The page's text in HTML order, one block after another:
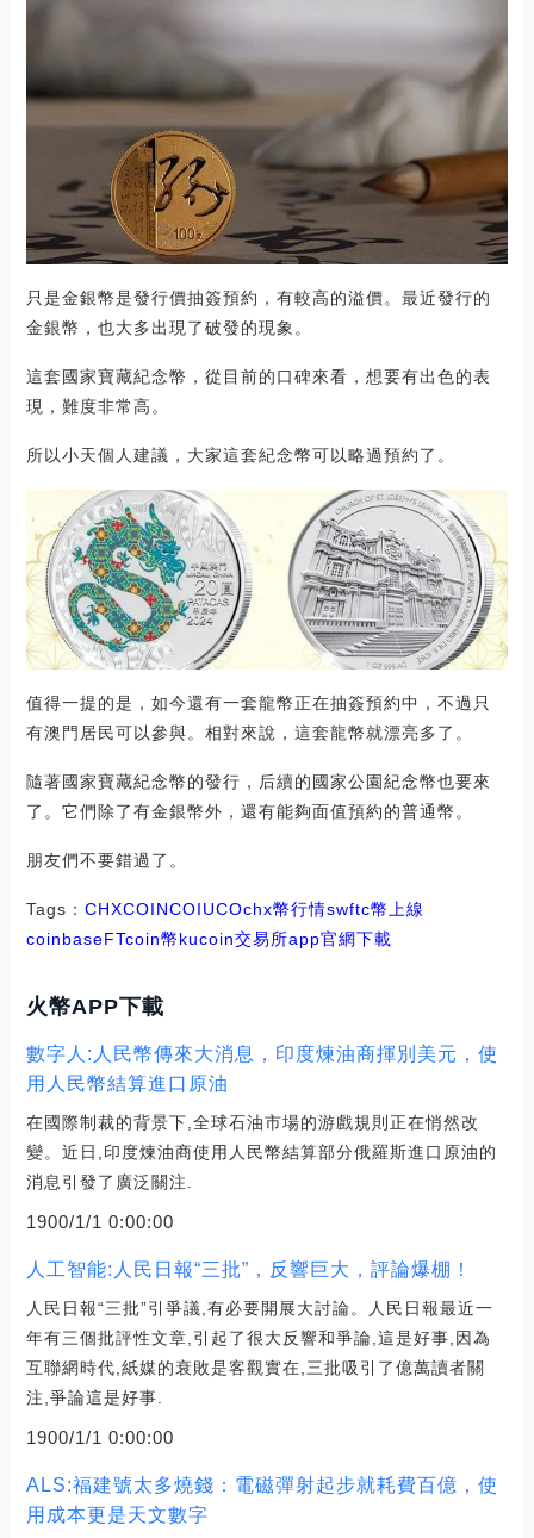
只是金銀幣是發行價抽簽預約，有較高的溢價。最近發行的
金銀幣，也大多出現了破發的現象。
這套國家寶藏紀念幣，從目前的口碑來看，想要有出色的表
現，難度非常高。
所以小天個人建議，大家這套紀念幣可以略過預約了。
值得一提的是，如今還有一套龍幣正在抽簽預約中，不過只
有澳門居民可以參與。相對來說，這套龍幣就漂亮多了。
隨著國家寶藏紀念幣的發行，后續的國家公園紀念幣也要來
了。它們除了有金銀幣外，還有能夠面值預約的普通幣。
朋友們不要錯過了。
Tags： CHXCOINCOIUCOchx幣行情swftc幣上線
coinbaseFTcoin幣kucoin交易所app官網下載
火幣APP下載
數字人:人民幣傳來大消息，印度煉油商揮別美元，使
用人民幣結算進口原油
在國際制裁的背景下,全球石油市場的游戲規則正在悄然改
變。近日,印度煉油商使用人民幣結算部分俄羅斯進口原油的
消息引發了廣泛關注.
1900/1/1 0:00:00
人工智能:人民日報“三批”，反響巨大，評論爆棚！
人民日報“三批”引爭議,有必要開展大討論。人民日報最近一
年有三個批評性文章,引起了很大反響和爭論,這是好事,因為
互聯網時代,紙媒的衰敗是客觀實在,三批吸引了億萬讀者關
注,爭論這是好事.
1900/1/1 0:00:00
ALS:福建號太多燒錢：電磁彈射起步就耗費百億，使
用成本更是天文數字